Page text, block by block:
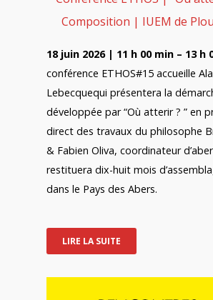
Composition | IUEM de
18 juin 2026 | 11 h 00 min – 13 h
conférence ETHOS#15 accueille
Lebecquequi présentera la
développée par “Où atterir ? ” en
direct des travaux du philosophe
& Fabien Oliva, coordinateur
restituera dix-huit mois
dans le Pays des Abers.
LIRE LA SUITE